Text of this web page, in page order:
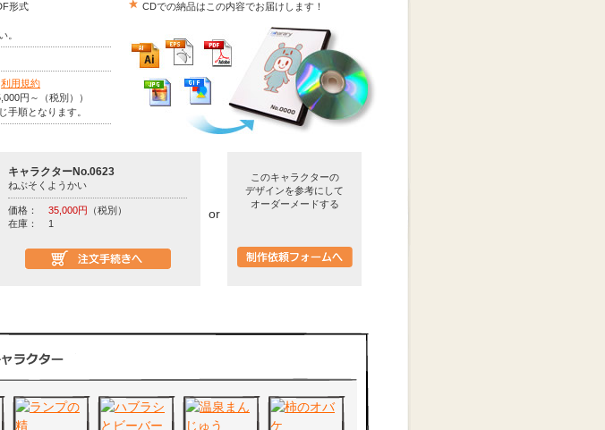
形式
。
利用規約
円～（税別））
順となります。
CDでの納品はこの内容でお届けします！
キャラクターNo.0623
ねぶそくようかい
価格： 35,000円 （税別）
在庫：
1
or
このキャラクターの
デザインを参考にして
オーダーメードする